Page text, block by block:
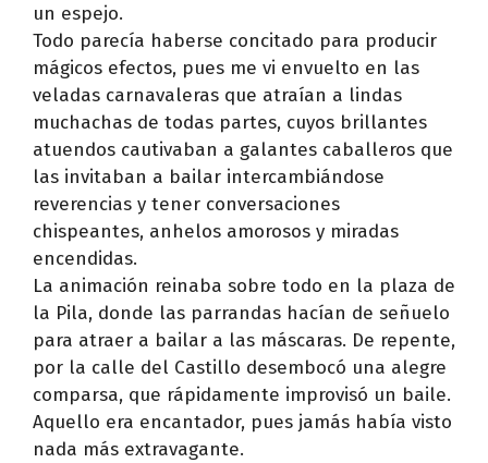
un espejo.
Todo parecía haberse concitado para producir
mágicos efectos, pues me vi envuelto en las
veladas carnavaleras que atraían a lindas
muchachas de todas partes, cuyos brillantes
atuendos cautivaban a galantes caballeros que
las invitaban a bailar intercambiándose
reverencias y tener conversaciones
chispeantes, anhelos amorosos y miradas
encendidas.
La animación reinaba sobre todo en la plaza de
la Pila, donde las parrandas hacían de señuelo
para atraer a bailar a las máscaras. De repente,
por la calle del Castillo desembocó una alegre
comparsa, que rápidamente improvisó un baile.
Aquello era encantador, pues jamás había visto
nada más extravagante.